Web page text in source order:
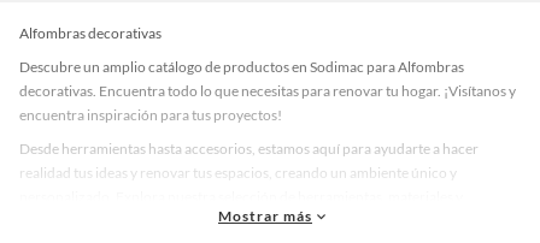
Alfombras decorativas
Descubre un amplio catálogo de productos en Sodimac para Alfombras
decorativas. Encuentra todo lo que necesitas para renovar tu hogar. ¡Visítanos y
encuentra inspiración para tus proyectos!
Desde herramientas hasta accesorios, estamos aquí para ayudarte a hacer
realidad tus ideas y renovar tus espacios, creando un ambiente único y
accesorios de calidad que te ayudarán a crear un espacio más tú.
Mostrar más